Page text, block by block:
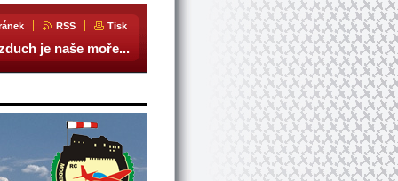
RSS Tisk
je naše moře...